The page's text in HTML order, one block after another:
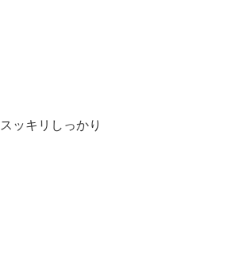
スッキリ しっかり